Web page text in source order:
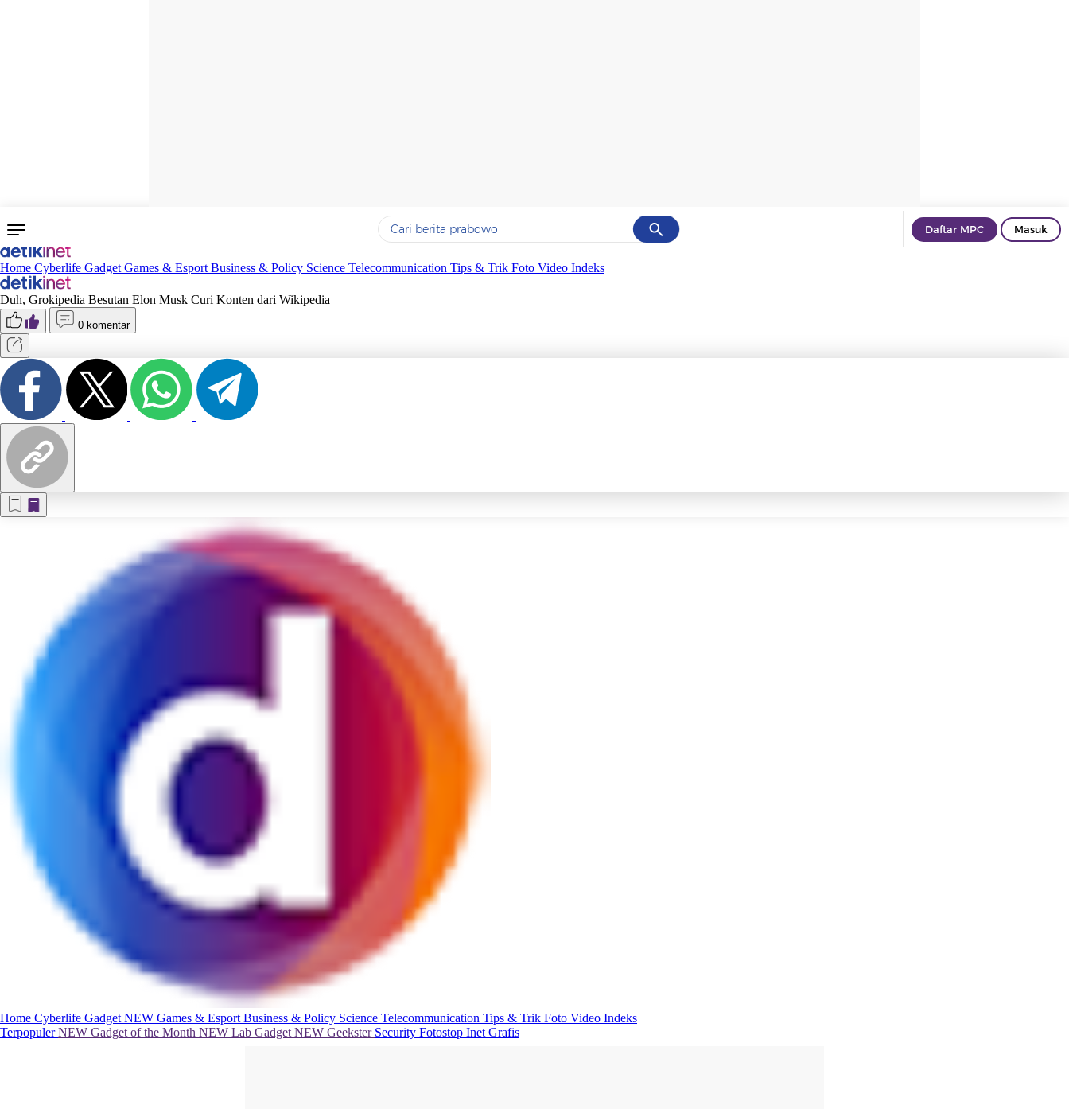
Cancel
Yang sedang ramai dicari
Terakhir yang dicari
Daftar MPC Masuk
Home Cyberlife Gadget Games & Esport Business & Policy Science Telecommunication Tips & Trik Foto Video Indeks
Duh, Grokipedia Besutan Elon Musk Curi Konten dari Wikipedia
0 komentar
Home Cyberlife Gadget NEW Games & Esport Business & Policy Science Telecommunication Tips & Trik Foto Video Indeks
TerpopulerNEW Gadget of the Month NEW Lab Gadget NEW Geekster Security Fotostop Inet Grafis